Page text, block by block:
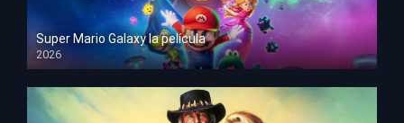
Super Mario Galaxy la película
2026
HD 1080p